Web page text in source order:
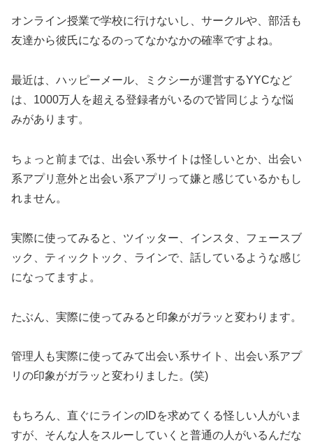
オンライン授業で学校に行けないし、サークルや、部活も
友達から彼氏になるのってなかなかの確率ですよね。
最近は、ハッピーメール、ミクシーが運営するYYCなど
は、1000万人を超える登録者がいるので皆同じような悩
みがあります。
ちょっと前までは、出会い系サイトは怪しいとか、出会い
系アプリ意外と出会い系アプリって嫌と感じているかもし
れません。
実際に使ってみると、ツイッター、インスタ、フェースブ
ック、ティックトック、ラインで、話しているような感じ
になってますよ。
たぶん、実際に使ってみると印象がガラッと変わります。
管理人も実際に使ってみて出会い系サイト、出会い系アプ
リの印象がガラッと変わりました。(笑)
もちろん、直ぐにラインのIDを求めてくる怪しい人がいま
すが、そんな人をスルーしていくと普通の人がいるんだな